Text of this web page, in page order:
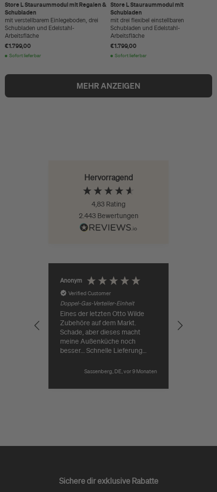
Store L Stauraummodul mit Regalen &
Schubladen
mit verstellbarem Einlegeboden, drei
Schubladen und Edelstahl-
Arbeitsfläche
€1.799,00
Sofort lieferbar
Store L Stauraummodul mit
Schubladen
mit drei flexibel einstellbaren
Schubladen und Edelstahl-
Arbeitsfläche
€1.799,00
Sofort lieferbar
MEHR ANZEIGEN
Hervorragend
4,83 Rating
2.443 Bewertungen
Anonym
Verified Customer
Doppel-Gas-Verteiler-Einheit
Eines der letzten Otto Wilde
Zubehöre auf dem Markt.
Schade, aber dieses macht
meine Außenküche noch
besser... Schnelle Lieferung
Sassenberg, DE, vor 9 Monaten
Sichere dir exklusive Rabatte